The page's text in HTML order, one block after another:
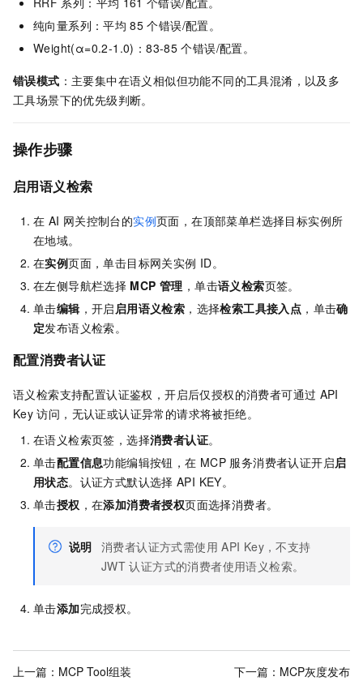
纯向量系列：平均 85 个错误/配置。
Weight(α=0.2-1.0)：83-85 个错误/配置。
错误模式 ：主要集中在语义相似但功能不同的工具混淆，以及多
工具场景下的优先级判断。
操作步骤
启用语义检索
在 AI 网关控制台的实例页面，在顶部菜单栏选择目标实例所
在地域。
在实例页面，单击目标网关实例 ID。
在左侧导航栏选择 MCP 管理 ，单击语义检索页签。
单击编辑 ，开启 启用语义检索 ，选择检索工具接入点 ，单击确
定发布语义检索。
配置消费者认证
语义检索支持配置认证鉴权，开启后仅授权的消费者可通过 API
Key 访问，无认证或认证异常的请求将被拒绝。
在语义检索页签，选择消费者认证。
单击配置信息功能编辑按钮，在 MCP 服务消费者认证开启启
用状态。认证方式默认选择 API KEY。
单击授权 ，在添加消费者授权页面选择消费者。
说明 消费者认证方式需使用 API Key，不支持
JWT 认证方式的消费者使用语义检索。
单击添加完成授权。
上一篇： MCP Tool组装 下一篇： MCP灰度发布